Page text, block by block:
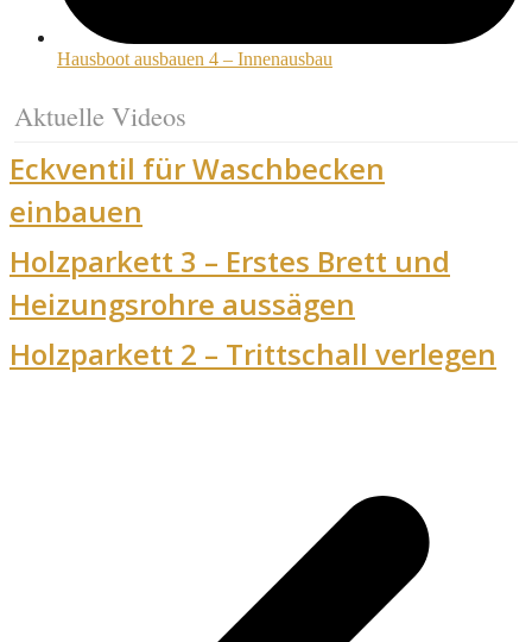
Hausboot ausbauen 4 – Innenausbau
Aktuelle Videos
Eckventil für Waschbecken
einbauen
Holzparkett 3 – Erstes Brett und
Heizungsrohre aussägen
Holzparkett 2 – Trittschall verlegen